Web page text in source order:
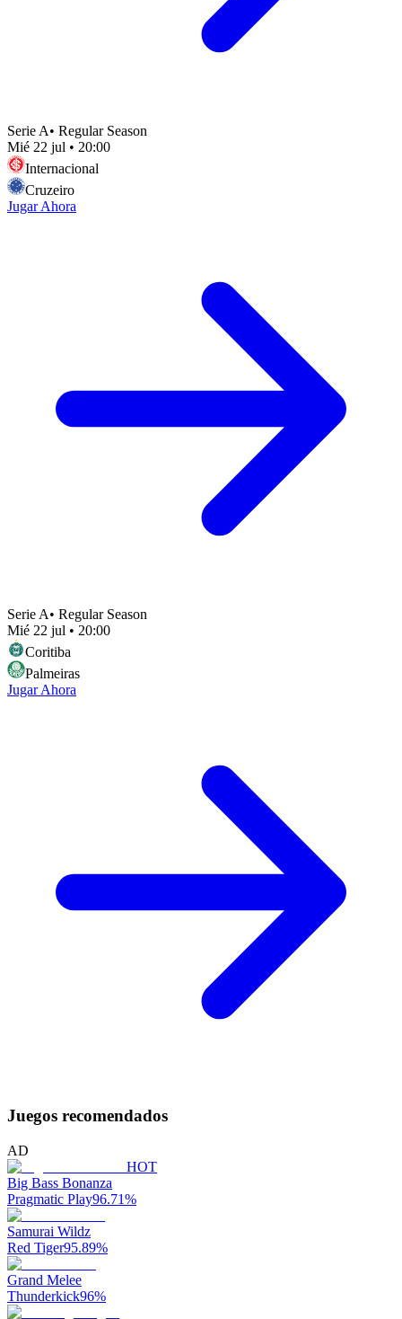
Serie A• Regular Season
Mié 22 jul • 20:00
Internacional
Cruzeiro
Jugar Ahora
Serie A• Regular Season
Mié 22 jul • 20:00
Coritiba
Palmeiras
Jugar Ahora
Juegos recomendados
AD
HOT
Big Bass Bonanza
Pragmatic Play96.71%
Samurai Wildz
Red Tiger95.89%
Grand Melee
Thunderkick96%